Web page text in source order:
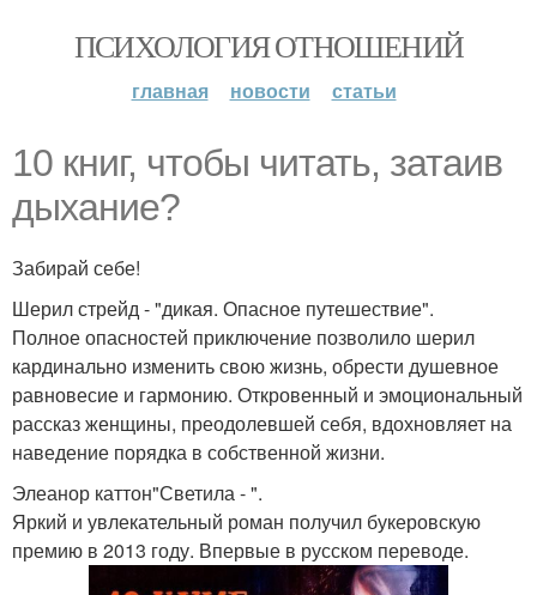
ПСИХОЛОГИЯ ОТНОШЕНИЙ
главная новости статьи
10 книг, чтобы читать, затаив
дыхание?
Забирай себе!
Шерил стрейд - "дикая. Опасное путешествие".
Полное опасностей приключение позволило шерил
кардинально изменить свою жизнь, обрести душевное
равновесие и гармонию. Откровенный и эмоциональный
рассказ женщины, преодолевшей себя, вдохновляет на
наведение порядка в собственной жизни.
Элеанор каттон"Светила - ".
Яркий и увлекательный роман получил букеровскую
премию в 2013 году. Впервые в русском переводе.